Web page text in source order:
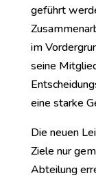
geführt
im
seine
eine starke
Die neuen
Ziele nur
Abteilung